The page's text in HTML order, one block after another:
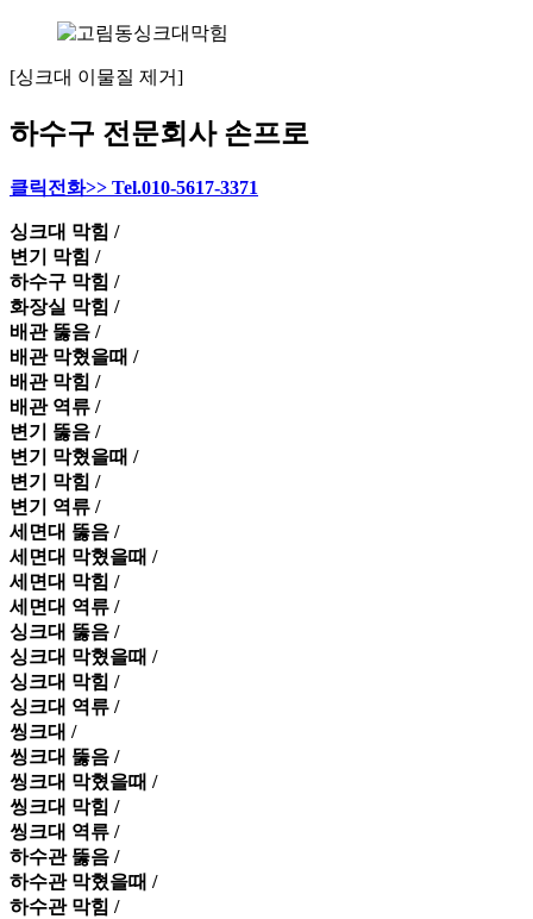
[싱크대 이물질 제거]
하수구 전문회사 손프로
클릭전화>> Tel.010-5617-3371
싱크대 막힘 /
변기 막힘 /
하수구 막힘 /
화장실 막힘 /
배관 뚫음 /
배관 막혔을때 /
배관 막힘 /
배관 역류 /
변기 뚫음 /
변기 막혔을때 /
변기 막힘 /
변기 역류 /
세면대 뚫음 /
세면대 막혔을때 /
세면대 막힘 /
세면대 역류 /
싱크대 뚫음 /
싱크대 막혔을때 /
싱크대 막힘 /
싱크대 역류 /
씽크대 /
씽크대 뚫음 /
씽크대 막혔을때 /
씽크대 막힘 /
씽크대 역류 /
하수관 뚫음 /
하수관 막혔을때 /
하수관 막힘 /